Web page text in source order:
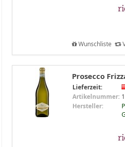
Wunschliste
Prosecco
Lieferzeit:
Artikelnummer:
Hersteller: